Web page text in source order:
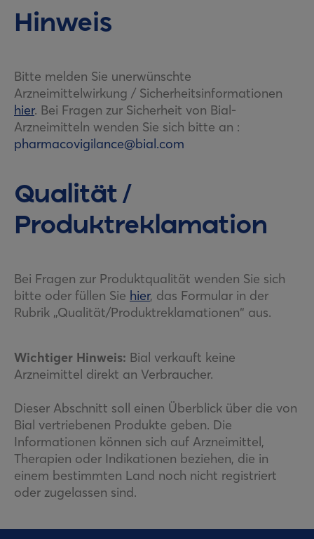
Hinweis
Bitte melden Sie unerwünschte
Arzneimittelwirkung / Sicherheitsinformationen
hier. Bei Fragen zur Sicherheit von Bial-
Arzneimitteln wenden Sie sich bitte an :
pharmacovigilance@bial.com
Qualität /
Produktreklamation
Bei Fragen zur Produktqualität wenden Sie sich
bitte oder füllen Sie hier, das Formular in der
Rubrik „Qualität/Produktreklamationen“ aus.
Wichtiger Hinweis: Bial verkauft keine
Arzneimittel direkt an Verbraucher.
Dieser Abschnitt soll einen Überblick über die von
Bial vertriebenen Produkte geben. Die
Informationen können sich auf Arzneimittel,
Therapien oder Indikationen beziehen, die in
einem bestimmten Land noch nicht registriert
oder zugelassen sind.